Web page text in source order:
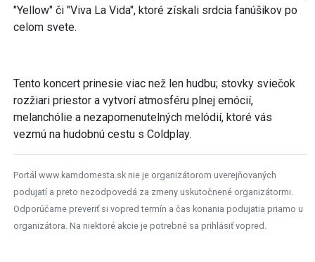
"Yellow" či "Viva La Vida", ktoré získali srdcia fanúšikov po
celom svete.
Tento koncert prinesie viac než len hudbu; stovky sviečok
rozžiari priestor a vytvorí atmosféru plnej emócií,
melanchólie a nezapomenutelných melódií, ktoré vás
vezmú na hudobnú cestu s Coldplay.
Portál www.kamdomesta.sk nie je organizátorom uverejňovaných
podujatí a preto nezodpovedá za zmeny uskutočnené organizátormi.
Odporúčame preveriť si vopred termín a čas konania podujatia priamo u
organizátora. Na niektoré akcie je potrebné sa prihlásiť vopred.